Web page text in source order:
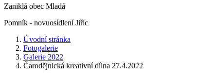
Zaniklá obec Mladá
Pomník - novuosídlení Jiřic
Úvodní stránka
Fotogalerie
Galerie 2022
Čarodějnická kreativní dílna 27.4.2022